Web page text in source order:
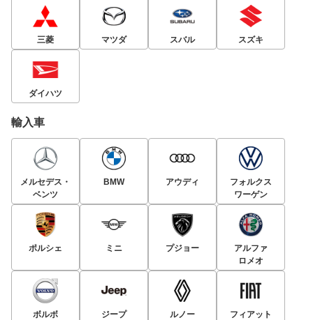
三菱 マツダ スバル スズキ
ダイハツ
輸入車
メルセデス・
ベンツ
BMW アウディ
フォルクス
ワーゲン
ポルシェ ミニ プジョー
アルファ
ロメオ
ボルボ ジープ ルノー フィアット